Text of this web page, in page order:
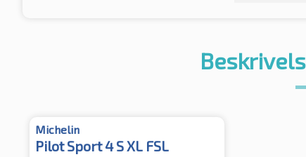
Michelin
Pilot Sport 4 S XL FSL